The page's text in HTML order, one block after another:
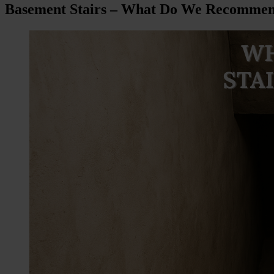
Basement Stairs – What Do We